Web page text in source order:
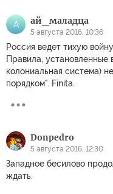
А ай_маладца
5 августа 2016, 10:36
Россия ведет тихую
Правила, установленные
колониальная система)
порядком". Finita.
Donpedro
5 августа 2016, 12:30
Западное бесилово
ждать.